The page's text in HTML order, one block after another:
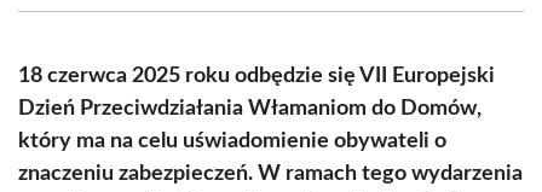
(Twitter)
18 czerwca 2025 roku odbędzie się VII Europejski
Dzień Przeciwdziałania Włamaniom do Domów,
który ma na celu uświadomienie obywateli o
znaczeniu zabezpieczeń. W ramach tego wydarzenia